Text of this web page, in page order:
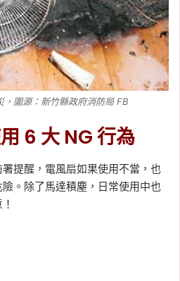
圖源：新竹縣政府消防局 FB
6 大 NG 行為
提醒，電風扇如果使用不當，也
。除了馬達積塵，日常使用中也